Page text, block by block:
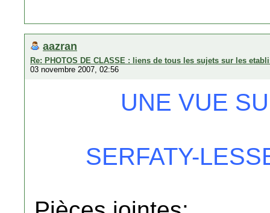
aazran
Re: PHOTOS DE CLASSE : liens de tous les sujets sur les
03 novembre 2007, 02:56
UNE VUE
SERFATY-